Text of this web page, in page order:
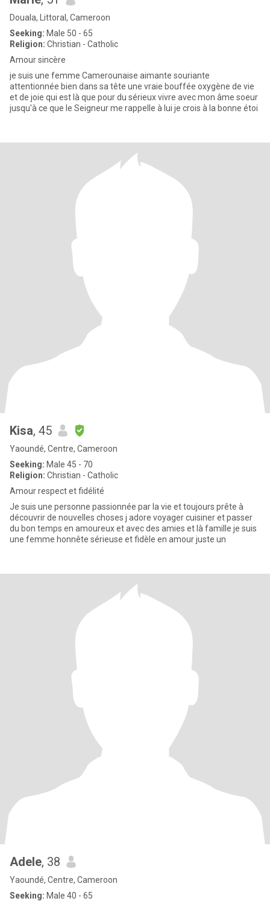
Douala, Littoral, Cameroon
Seeking: Male 50 - 65
Religion: Christian - Catholic
Amour sincère
je suis une femme Camerounaise aimante souriante
attentionnée bien dans sa tête une vraie bouffée oxygène de vie
et de joie qui est là que pour du sérieux vivre avec mon âme soeur
jusqu'à ce que le Seigneur me rappelle à lui je crois à la bonne étoi
Kisa, 45
Yaoundé, Centre, Cameroon
Seeking: Male 45 - 70
Religion: Christian - Catholic
Amour respect et fidélité
Je suis une personne passionnée par la vie et toujours prête à
découvrir de nouvelles choses j adore voyager cuisiner et passer
du bon temps en amoureux et avec des amies et là famille je suis
une femme honnête sérieuse et fidèle en amour juste un
Adele, 38
Yaoundé, Centre, Cameroon
Seeking: Male 40 - 65